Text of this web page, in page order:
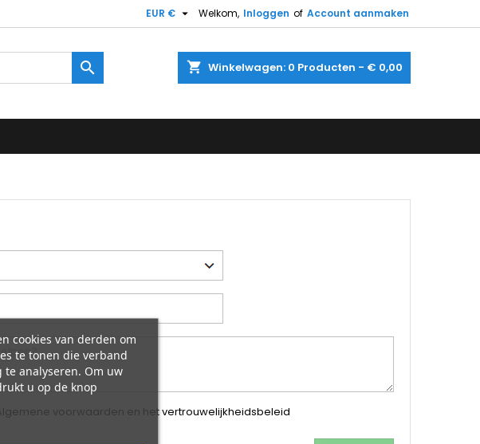
Welkom, Inloggen of Account aanmaken
EUR € 
shopping_cart Winkelwagen: 0 Producten - € 0,00

voorwaarden en het vertrouwelijkheidsbeleid
cookies van derden om
te tonen die verband
analyseren. Om uw
u op de knop